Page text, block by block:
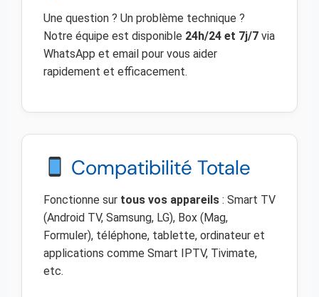
Une question ? Un problème technique ?
Notre équipe est disponible 24h/24 et 7j/7 via
WhatsApp et email pour vous aider
rapidement et efficacement.
Compatibilité Totale
Fonctionne sur tous vos appareils : Smart TV
(Android TV, Samsung, LG), Box (Mag,
Formuler), téléphone, tablette, ordinateur et
applications comme Smart IPTV, Tivimate,
etc.